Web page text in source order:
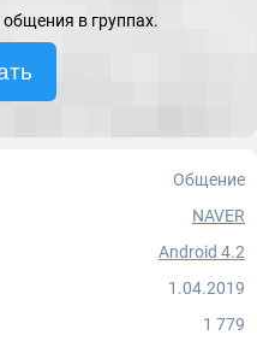
в группах.
Общение
NAVER
Android 4.2
1.04.2019
1 779